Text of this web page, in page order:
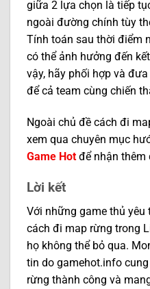
giữa 2 lựa chọn là tiếp
ngoài đường chính tùy
Tính toán sau thời điểm
có thể ảnh hưởng đến
vậy, hãy phối hợp và
để cả team cùng chiến
Ngoài chủ đề cách đi
xem qua chuyên mục
Game Hot để nhận thêm
Lời kết
Với những game thủ
cách đi map rừng trong
họ không thể bỏ qua.
tin do gamehot.info
rừng thành công và